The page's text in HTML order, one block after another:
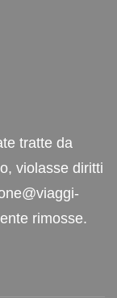
tratte da
violasse diritti
rimosse.